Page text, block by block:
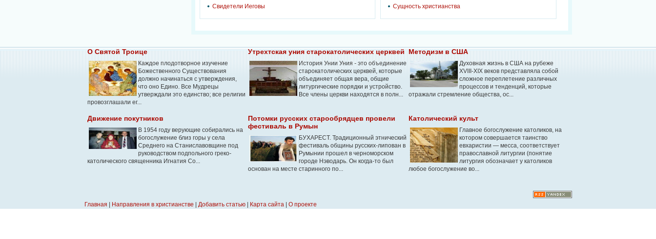
Свидетели Иеговы
Сущность христианства
О Святой Троице
Каждое плодотворное изучение
Божественного Существования
должно начинаться с утверждения,
что оно Едино. Все Мудрецы
утверждали это единство; все религии
провозглашали ег...
Утрехтская уния старокатолических церквей
История Унии Уния - это объединение
старокатолических церквей, которые
объединяет общая вера, общие
литургические порядки и устройство.
Все члены церкви находятся в полн...
Методизм в США
Духовная жизнь в США на рубеже
XVIII-XIX веков представляла собой
сложное переплетение различных
процессов и тенденций, которые
отражали стремление общества, ос...
Движение покутников
В 1954 году верующие собирались на
богослужение близ горы у села
Среднего на Станиславовщине под
руководством подпольного греко-
католического священника Игнатия Со...
Потомки русских старообрядцев провели
фестиваль в Румын
БУХАРЕСТ. Традиционный этнический
фестиваль общины русских-липован в
Румынии прошел в черноморском
городе Нэводарь. Он когда-то был
основан на месте старинного по...
Католический культ
Главное богослужение католиков, на
котором совершается таинство
евхаристии — месса, соответствует
православной литургии (понятие
литургия обозначает у католиков
любое богослужение во...
Главная Направления в христианстве Добавить статью Карта сайта О проекте